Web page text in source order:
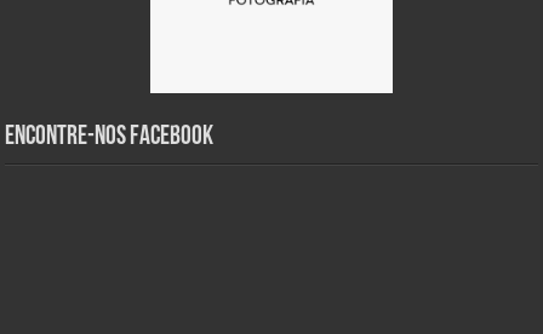
Encontre-nos Facebook